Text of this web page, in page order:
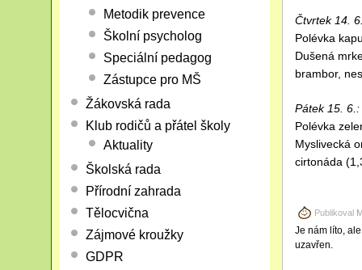
Čtvrtek 14.
Polévka
Dušená
brambor,
Pátek 15. 6.:
Polévka
Myslivecká
cirtonáda
Publikoval
Je nám líto,
uzavřen.
Metodik prevence
Školní psycholog
Speciální pedagog
Zástupce pro MŠ
Žákovská rada
Klub rodičů a přátel školy
Aktuality
Školská rada
Přírodní zahrada
Tělocvična
Zájmové kroužky
GDPR